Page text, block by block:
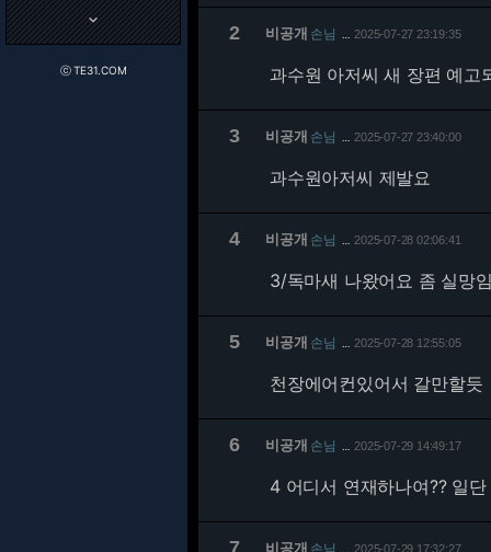
keyboard_arrow_down
ⓒ TE31.COM
2 비공개 손님 2025-07-27 23:19:35
과수원 아저씨 새 장편 예고
3 비공개 손님 2025-07-27 23:40:00
과수원아저씨 제발요
4 비공개 손님 2025-07-28 02:06:41
3/독마새 나왔어요 좀 실망
5 비공개 손님 2025-07-28 12:55:05
천장에어컨있어서 갈만할듯
6 비공개 손님 2025-07-29 14:49:17
4 어디서 연재하나여?? 일
7 비공개 손님 2025-07-29 17:32:27